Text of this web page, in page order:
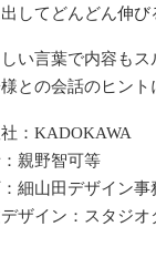
してどんどん伸び
い言葉で内容もス
との会話のヒント
：KADOKAWA
親野智可等
細山田デザイン事
ザイン：スタジオ